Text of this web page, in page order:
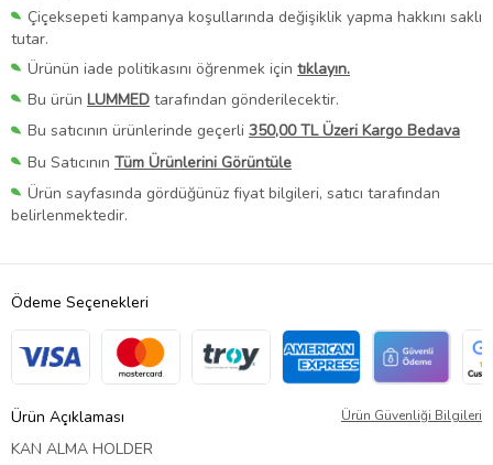
Çiçeksepeti kampanya koşullarında değişiklik yapma hakkını saklı
tutar.
Ürünün iade politikasını öğrenmek için tıklayın.
Bu ürün LUMMED tarafından gönderilecektir.
Bu satıcının ürünlerinde geçerli 350,00 TL Üzeri Kargo Bedava
Bu Satıcının Tüm Ürünlerini Görüntüle
Ürün sayfasında gördüğünüz fiyat bilgileri, satıcı tarafından
belirlenmektedir.
Ödeme Seçenekleri
Ürün Açıklaması Ürün Güvenliği Bilgileri
KAN ALMA HOLDER